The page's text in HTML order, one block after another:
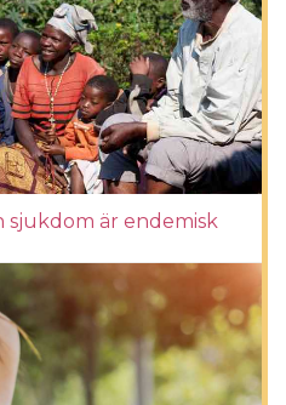
sjukdom är endemisk